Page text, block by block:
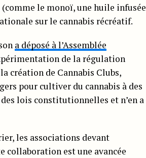
le monoï, une huile infusée
sur le cannabis récréatif.
a déposé à l’Assemblée
de la régulation
création de Cannabis Clubs,
pour cultiver du cannabis à des
lois constitutionnelles et n’en a
les associations devant
collaboration est une avancée